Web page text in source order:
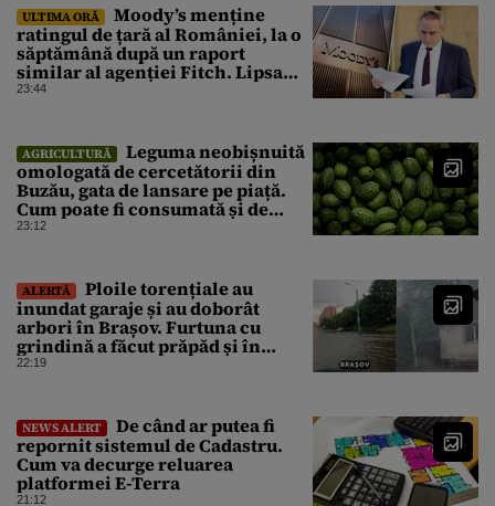
ULTIMA ORĂ
Moody’s menține
ratingul de țară al României, la o
săptămână după un raport
similar al agenției Fitch. Lipsa
unui guvern cu puteri depline,
23:44
AGRICULTURĂ
Leguma neobișnuită
omologată de cercetătorii din
Buzău, gata de lansare pe piață.
Cum poate fi consumată și de
unde provine soiul
23:12
ALERTĂ
Ploile torențiale au
inundat garaje și au doborât
arbori în Brașov. Furtuna cu
grindină a făcut prăpăd și în
Bihor
22:19
NEWS ALERT
De când ar putea fi
repornit sistemul de Cadastru.
Cum va decurge reluarea
platformei E-Terra
21:12